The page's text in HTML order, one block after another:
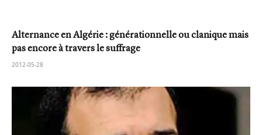
Alternance en Algérie : générationnelle ou clanique mais
pas encore à travers le suffrage
2012-05-28